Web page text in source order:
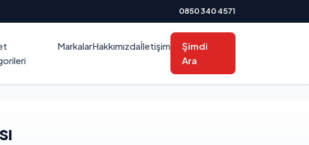
0850 340 4571
MarkalarHakkımızdaİletişim
Şimdi
Ara